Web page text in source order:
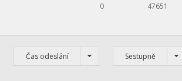
0 47651
Čas odeslání Sestupně